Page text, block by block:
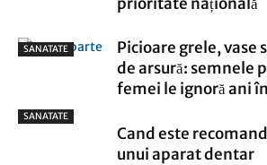
SANATATE
Picioare grele, vase
de arsură: semnele
femei le ignoră ani
SANATATE
Cand este
unui aparat dentar